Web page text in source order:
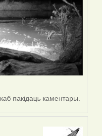
каб пакідаць каментары.